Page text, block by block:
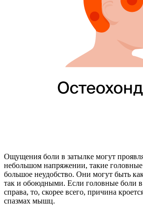
Ощущения боли в затылке могут
небольшом напряжении, такие
большое неудобство. Они могут быть
так и обоюдными. Если головные боли в
справа, то, скорее всего, причина
спазмах мышц.